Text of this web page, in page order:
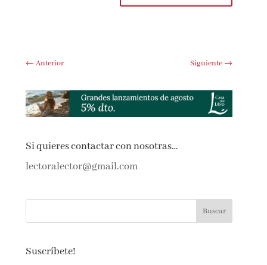
←Anterior Siguiente→
Si quieres contactar con nosotras…
lectoralector@gmail.com
Suscríbete!